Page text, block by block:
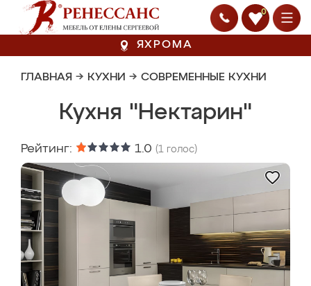
0
ЯХРОМА
ГЛАВНАЯ → КУХНИ → СОВРЕМЕННЫЕ КУХНИ
Кухня "Нектарин"
Рейтинг: 1.0 (1 голос)